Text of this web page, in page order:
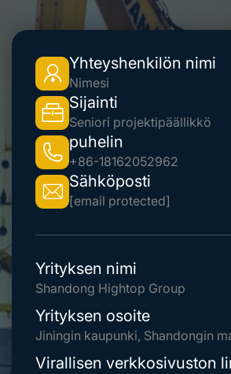
Yhteyshenkilön nimi
Nimesi
Sijainti
Seniori projektipäällikkö
puhelin
+86-18162052962
Sähköposti
[email protected]
Yrityksen nimi
Shandong Hightop Group
Yrityksen osoite
Jiningin kaupunki, Shandongin
Virallisen verkkosivuston